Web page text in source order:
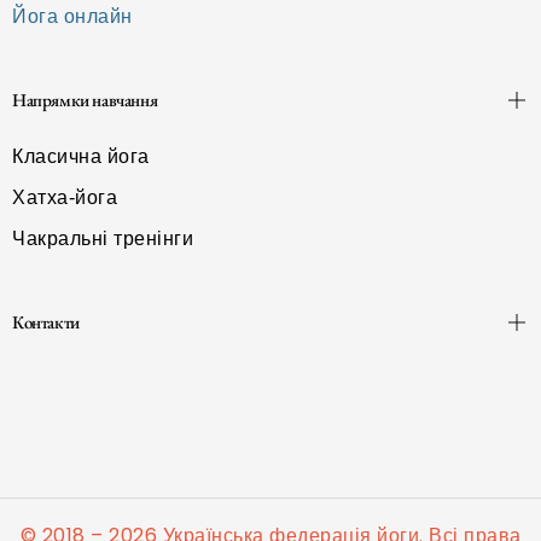
Йога онлайн
Напрямки навчання
Класична йога
Хатха-йога
Чакральні тренінги
Контакти